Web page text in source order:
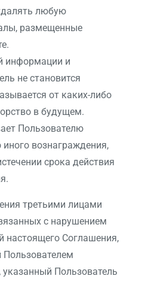
любую
размещенные
информации и
не становится
от каких-либо
в будущем.
Пользователю
вознаграждения,
срока действия
третьими лицами
с нарушением
настоящего Соглашения,
Пользователь